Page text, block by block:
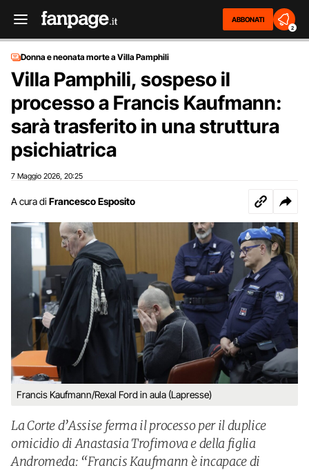
ABBONATI
2
Donna e neonata morte a Villa Pamphili
Villa Pamphili, sospeso il
processo a Francis Kaufmann:
sarà trasferito in una struttura
psichiatrica
7 Maggio 2026 20:25
A cura di Francesco Esposito
Francis Kaufmann/Rexal Ford in aula (Lapresse)
La Corte d’Assise ferma il processo per il duplice
omicidio di Anastasia Trofimova e della figlia
Andromeda: “Francis Kaufmann è incapace di